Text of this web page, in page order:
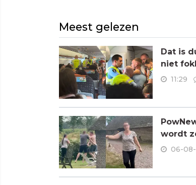
Meest gelezen
Dat is
niet
11:29
wordt
06-